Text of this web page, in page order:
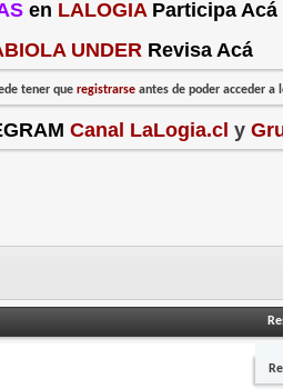
en LALOGIA Participa Acá
UNDER Revisa Acá
tener que registrarse antes de poder acceder a
Canal LaLogia.cl y